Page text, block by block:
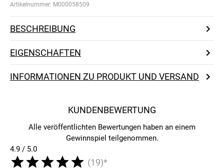
Artikelnummer: M000058509
BESCHREIBUNG
EIGENSCHAFTEN
INFORMATIONEN ZU PRODUKT UND VERSAND
KUNDENBEWERTUNG
Alle veröffentlichten Bewertungen haben an einem
Gewinnspiel teilgenommen.
4.9 / 5.0
(19)*